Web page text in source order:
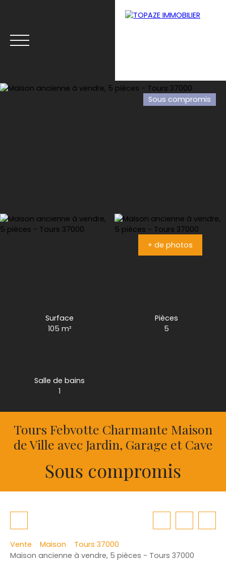
Sous compromis
+ de photos
Surface
105 m²
Pièces
5
Salle de bains
1
Tours Febvotte Charmante Maison
de Ville avec Jardin, Garage et Cave
Sous compromis
Vente Maison
Tours 37000
Maison ancienne à vendre, 5 pièces - Tours 37000